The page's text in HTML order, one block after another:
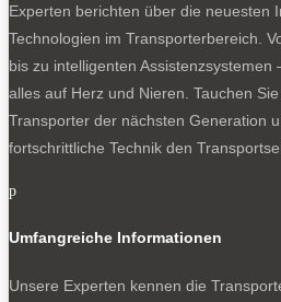
Experten berichten über die neuesten
Technologien im Transporterbereich.
bis zu intelligenten Assistenzsystemen
alles auf Herz und Nieren. Tauchen
Transporter der nächsten Generation
fortschrittliche Technik den
p
Umfangreiche Informationen
Unsere Experten kennen die